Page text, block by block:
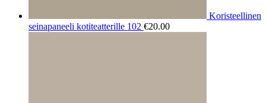
Koristeellinen
seinapaneeli kotiteatterille 102 €20.00